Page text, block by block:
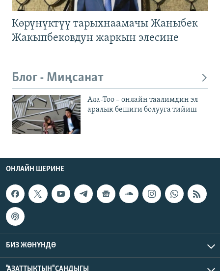
Көрүнүктүү тарыхнаамачы Жаныбек
Жакыпбековдун жаркын элесине
Блог - Миңсанат
Ала-Тоо – онлайн таалимдин эл
аралык бешиги болууга тийиш
ОНЛАЙН ШЕРИНЕ
БИЗ ЖӨНҮНДӨ
"АЗАТТЫКТЫН" САНДЫГЫ